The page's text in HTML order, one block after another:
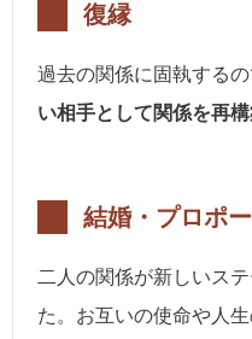
復縁
過去の関係に固執するの
い相手として関係を再
結婚・プロポ
二人の関係が新しいス
た。お互いの使命や人生